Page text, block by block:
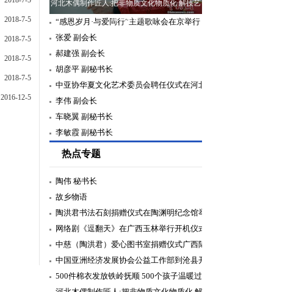
2018-7-5
2018-7-5
2018-7-5
2018-7-5
2016-12-5
河北木偶制作匠人:把非物质文化物质化 解技艺
传承难题
“感恩岁月·与爱同行”主题歌咏会在京举行
张爱 副会长
郝建强 副会长
胡彦平 副秘书长
中亚协华夏文化艺术委员会聘任仪式在河北
邯郸举行
李伟 副会长
车晓翼 副秘书长
李敏霞 副秘书长
热点专题
陶伟 秘书长
故乡物语
陶洪君书法石刻捐赠仪式在陶渊明纪念馆举
行
网络剧《逗翻天》在广西玉林举行开机仪式
中慈（陶洪君）爱心图书室捐赠仪式广西陆
川举行
中国亚洲经济发展协会公益工作部到沧县开
展“2020暖冬”捐赠活动
500件棉衣发放铁岭抚顺 500个孩子温暖过